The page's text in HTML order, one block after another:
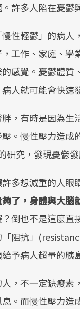
許多人陷在憂鬱
性輕鬱」的病
工作、家庭、
感覺。憂鬱體
人就可能會快速
，有時是因為
。慢性壓力造
究，發現憂鬱發
許多想減重的人眼
了，身體與大腦
倒也不是這麼
阻抗」
予病人超量的胰
，不一定缺瘦
。而慢性壓力造